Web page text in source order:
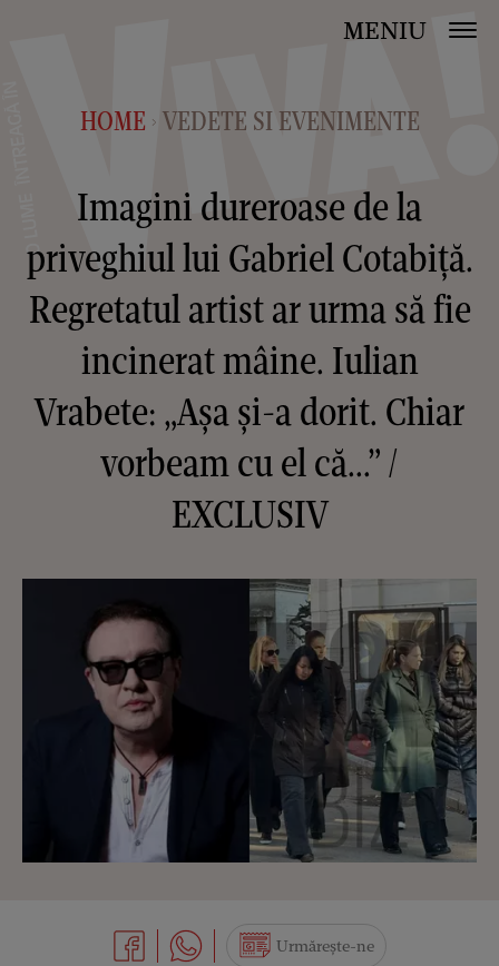
MENIU
HOME > VEDETE SI EVENIMENTE
Imagini dureroase de la
priveghiul lui Gabriel Cotabiță.
Regretatul artist ar urma să fie
incinerat mâine. Iulian
Vrabete: „Așa și-a dorit. Chiar
vorbeam cu el că...” /
EXCLUSIV
Urmărește-ne